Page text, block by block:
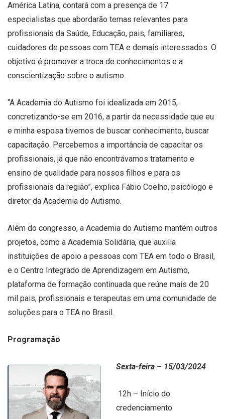
América Latina, contará com a presença de 17
especialistas que abordarão temas relevantes para
profissionais da Saúde, Educação, pais, familiares,
cuidadores de pessoas com TEA e demais interessados. O
objetivo é promover a troca de conhecimentos e a
conscientização sobre o autismo.
“A Academia do Autismo foi idealizada em 2015,
concretizando-se em 2016, a partir da necessidade que eu
e minha esposa tivemos de buscar conhecimento, buscar
capacitação. Percebemos a importância de capacitar os
profissionais, já que não encontrávamos tratamento e
ensino de qualidade para nossos filhos e para os
profissionais da região”, explica Fábio Coelho, psicólogo e
diretor da Academia do Autismo.
Além do congresso, a Academia do Autismo mantém outros
projetos, como a Academia Solidária, que auxilia
instituições de apoio a pessoas com TEA em todo o Brasil,
e o Centro Integrado de Aprendizagem em Autismo,
plataforma de formação continuada que reúne mais de 20
mil pais, profissionais e terapeutas em uma comunidade de
soluções para o TEA no Brasil.
Programação
Sexta-feira – 15/03/2024
12h – Início do
credenciamento